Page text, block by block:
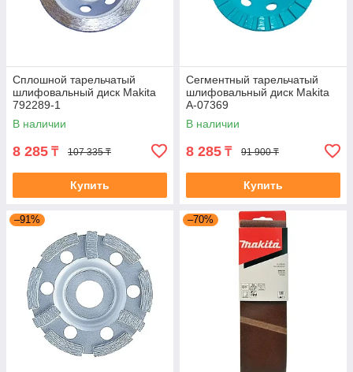
Сплошной тарельчатый
шлифовальный диск Makita
792289-1
В наличии
8 285 ₸ 107 335 ₸
Купить
Сегментный тарельчатый
шлифовальный диск Makita
A-07369
В наличии
8 285 ₸ 91 900 ₸
Купить
–91% –70%